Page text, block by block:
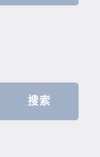
搜索